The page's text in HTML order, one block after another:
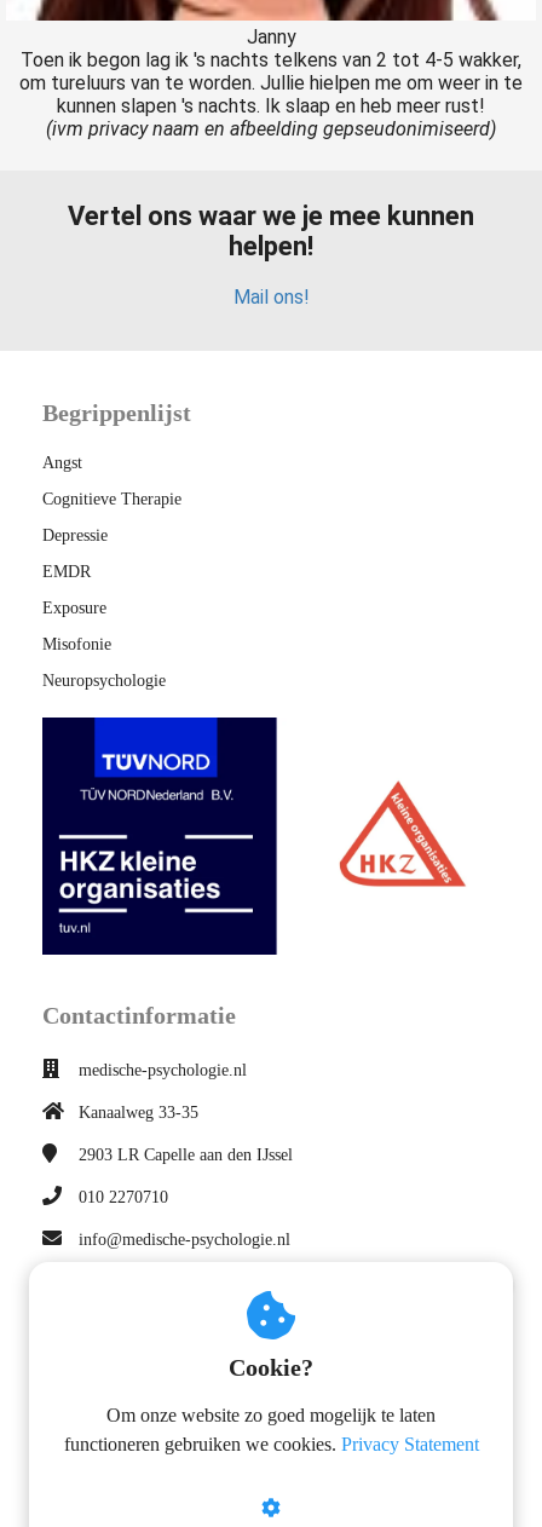
Janny
Toen ik begon lag ik 's nachts telkens van 2 tot 4-5 wakker,
om tureluurs van te worden. Jullie hielpen me om weer in te
kunnen slapen 's nachts. Ik slaap en heb meer rust!
(ivm privacy naam en afbeelding gepseudonimiseerd)
Vertel ons waar we je mee kunnen
helpen!
Mail ons!
Begrippenlijst
Angst
Cognitieve Therapie
Depressie
EMDR
Exposure
Misofonie
Neuropsychologie
Contactinformatie
medische-psychologie.nl
Kanaalweg 33-35
2903 LR Capelle aan den IJssel
010 2270710
info@medische-psychologie.nl
Leveringsvoorwaarden
Missie en visie
E-boek Beter Slapen
vind je alles overzichtelijk bij elkaar!
Cookie?
Om onze website zo goed mogelijk te laten
functioneren gebruiken we cookies. Privacy Statement